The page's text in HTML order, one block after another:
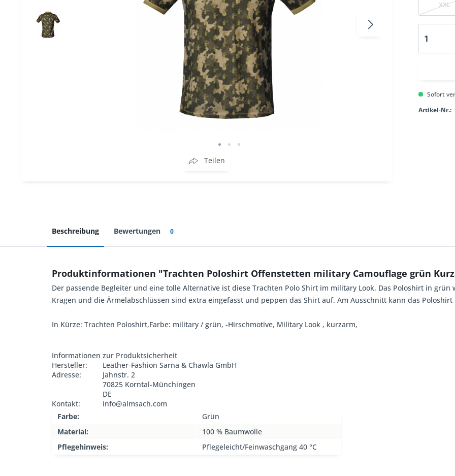
Teilen
XXL
Sofort
Artikel-Nr.:
Beschreibung Bewertungen 0
Produktinformationen "Trachten Poloshirt Offenstetten military Camouflage grün
Der passende Begleiter und eine tolle Alternative ist diese Trachten Polo Shirt im military Look. Das Poloshirt in
Kragen und die Ärmelabschlüssen sind extra eingefasst und peppen das Shirt auf. Am Ausschnitt kann das
In Kürze: Trachten Poloshirt,Farbe: military / grün, -Hirschmotive, Military Look , kurzarm,
Informationen zur Produktsicherheit
Hersteller:
Leather-Fashion Sarna & Chawla GmbH
Adresse:
Jahnstr. 2
70825 Korntal-Münchingen
DE
Kontakt:
info@almsach.com
Farbe:
Grün
Material:
100 % Baumwolle
Pflegehinweis:
Pflegeleicht/Feinwaschgang 40 °C